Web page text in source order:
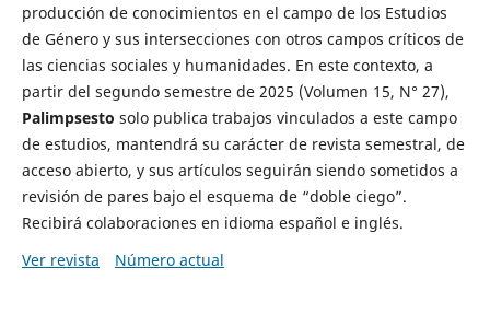
producción de conocimientos en el campo de los Estudios
de Género y sus intersecciones con otros campos críticos de
las ciencias sociales y humanidades. En este contexto, a
partir del segundo semestre de 2025 (Volumen 15, N° 27),
Palimpsesto solo publica trabajos vinculados a este campo
de estudios, mantendrá su carácter de revista semestral, de
acceso abierto, y sus artículos seguirán siendo sometidos a
revisión de pares bajo el esquema de “doble ciego”.
Recibirá colaboraciones en idioma español e inglés.
Ver revista
Número actual